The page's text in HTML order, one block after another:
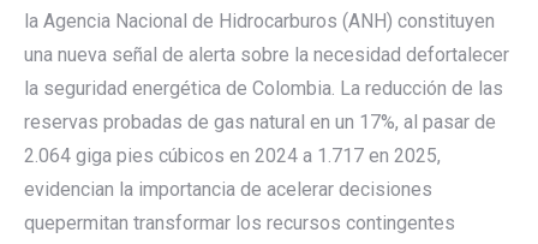
la Agencia Nacional de Hidrocarburos (ANH) constituyen
una nueva señal de alerta sobre la necesidad defortalecer
la seguridad energética de Colombia. La reducción de las
reservas probadas de gas natural en un 17%, al pasar de
2.064 giga pies cúbicos en 2024 a 1.717 en 2025,
evidencian la importancia de acelerar decisiones
quepermitan transformar los recursos contingentes